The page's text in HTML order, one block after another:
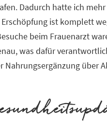
Dadurch hatte ich
ist komplett
beim Frauenarzt
was dafür
Nahrungsergänzung über